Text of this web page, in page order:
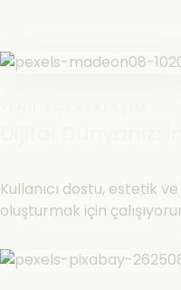
Kullanıcı dostu, estetik
oluşturmak için